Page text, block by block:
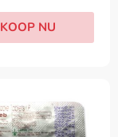
KOOP NU